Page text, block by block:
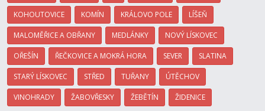
KOHOUTOVICE KOMÍN KRÁLOVO POLE LÍŠEŇ
MALOMĚŘICE A OBŘANY MEDLÁNKY NOVÝ LÍSKOVEC
OŘEŠÍN ŘEČKOVICE A MOKRÁ HORA SEVER SLATINA
STARÝ LÍSKOVEC STŘED TUŘANY ÚTĚCHOV
VINOHRADY ŽABOVŘESKY ŽEBĚTÍN ŽIDENICE